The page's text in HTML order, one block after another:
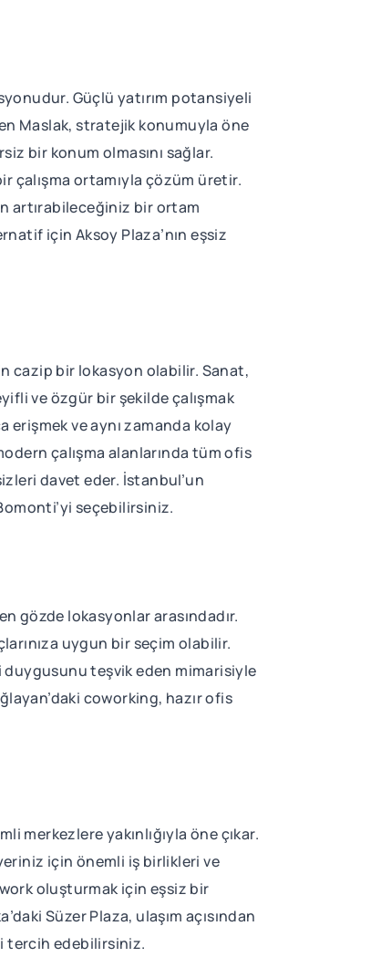
Güçlü yatırım potansiyeli
Maslak, stratejik konumuyla öne
bir konum olmasını sağlar.
çalışma ortamıyla çözüm üretir.
artırabileceğiniz bir ortam
için Aksoy Plaza’nın eşsiz
cazip bir lokasyon olabilir. Sanat,
ve özgür bir şekilde çalışmak
ve aynı zamanda kolay
çalışma alanlarında tüm ofis
davet eder. İstanbul’un
seçebilirsiniz.
gözde lokasyonlar arasındadır.
uygun bir seçim olabilir.
duygusunu teşvik eden mimarisiyle
coworking, hazır ofis
merkezlere yakınlığıyla öne çıkar.
için önemli iş birlikleri ve
oluşturmak için eşsiz bir
Süzer Plaza, ulaşım açısından
tercih edebilirsiniz.